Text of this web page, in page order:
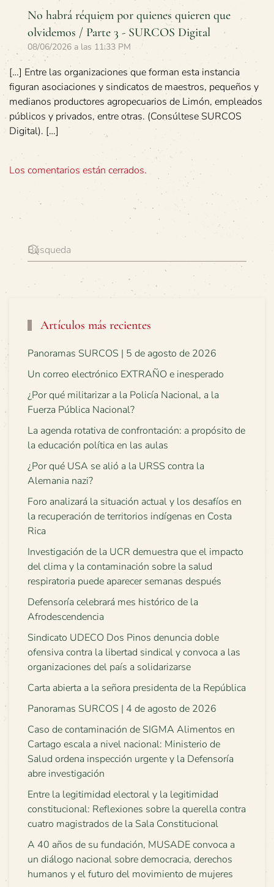
No habrá réquiem por quienes quieren que
olvidemos / Parte 3 - SURCOS Digital
08/06/2026 a las 11:33 PM
[…] Entre las organizaciones que forman esta instancia
figuran asociaciones y sindicatos de maestros, pequeños y
medianos productores agropecuarios de Limón, empleados
públicos y privados, entre otras. (Consúltese SURCOS
Digital). […]
Los comentarios están cerrados.
Artículos más recientes
Panoramas SURCOS | 5 de agosto de 2026
Un correo electrónico EXTRAÑO e inesperado
¿Por qué militarizar a la Policía Nacional, a la
Fuerza Pública Nacional?
La agenda rotativa de confrontación: a propósito de
la educación política en las aulas
¿Por qué USA se alió a la URSS contra la
Alemania nazi?
Foro analizará la situación actual y los desafíos en
la recuperación de territorios indígenas en Costa
Rica
Investigación de la UCR demuestra que el impacto
del clima y la contaminación sobre la salud
respiratoria puede aparecer semanas después
Defensoría celebrará mes histórico de la
Afrodescendencia
Sindicato UDECO Dos Pinos denuncia doble
ofensiva contra la libertad sindical y convoca a las
organizaciones del país a solidarizarse
Carta abierta a la señora presidenta de la República
Panoramas SURCOS | 4 de agosto de 2026
Caso de contaminación de SIGMA Alimentos en
Cartago escala a nivel nacional: Ministerio de
Salud ordena inspección urgente y la Defensoría
abre investigación
Entre la legitimidad electoral y la legitimidad
constitucional: Reflexiones sobre la querella contra
cuatro magistrados de la Sala Constitucional
A 40 años de su fundación, MUSADE convoca a
un diálogo nacional sobre democracia, derechos
humanos y el futuro del movimiento de mujeres